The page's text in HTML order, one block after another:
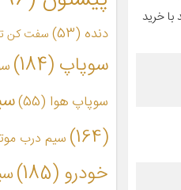
با خرید
دنده (53) سفت کن
سوپاپ (184)
سوپاپ هوا (55)
(164)
سیم درب
خودرو (185)